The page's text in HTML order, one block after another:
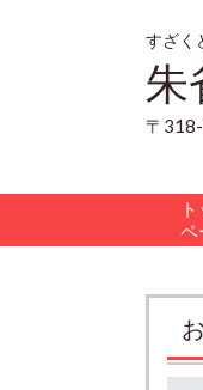
すざく
〒
ペ